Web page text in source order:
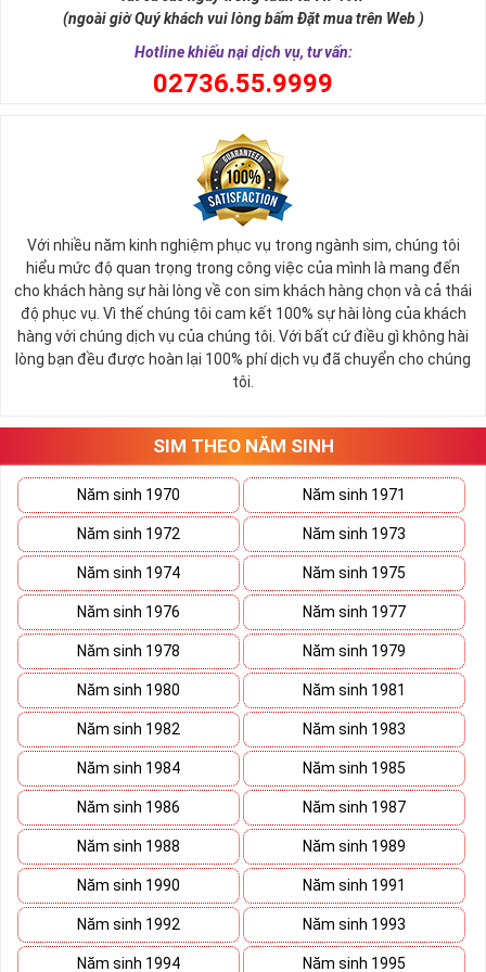
một số mặt hàngsim số đẹpgiá cực rẻ. Nếu bạn là người
đang có nhu cầu mua sim số đẹp và muốn một mức giá tối
ưu hãy điểm qua danh sách sim giảm giá trước.
Mỗi đại lý bán sim đều thường có mục sim giảm giá, sim số
những sim số đang mỏi mòn đợi chủ và vì một lý do nào đó,
duyên chưa tới nên vẫn chưa tìm thấy chủ nhân đích thực.
Bạn có thể tùy vào tình hình tài chính mà có thể sắp xếp xem
giá trị của sim từ cao đến thấp để dễ bề chọn lựa.
Thông thường sim giảm giá, sim số đẹp giá rẻ có mức
SALE OFFcó thể vào khoảng 30 - 50% giá trị so với thông
thường.
Các đại lý sim số khi đã gom vào quá nhiều sim mà tình
hình bán không quá khả quan sẽ thanh lọc bớt kho sim số
của mình, việc mua được sim tốt giá mềm là điều hoàn toàn
Hiện nay bất cứ đại lý nào cũng đều có danh sách sim giảm
giá, sim giá rẻ như vậy nên bạn hãy xem qua một lượt danh
sách này trước khi đi vào những dãy số yêu thích hơn.
(ngoài giờ Quý khách vui lòng bấm Đặt mua trên Web )
Hotline khiếu nại dịch vụ, tư vấn:
02736.55.9999
Với nhiều năm kinh nghiệm phục vụ trong ngành sim, chúng tôi
hiểu mức độ quan trọng trong công việc của mình là mang đến
cho khách hàng sự hài lòng về con sim khách hàng chọn và cả thái
độ phục vụ. Vì thế chúng tôi cam kết 100% sự hài lòng của khách
hàng với chúng dịch vụ của chúng tôi. Với bất cứ điều gì không hài
lòng bạn đều được hoàn lại 100% phí dịch vụ đã chuyển cho chúng
tôi.
SIM THEO NĂM SINH
Năm sinh 1970 Năm sinh 1971
Năm sinh 1972 Năm sinh 1973
Năm sinh 1974 Năm sinh 1975
Năm sinh 1976 Năm sinh 1977
Năm sinh 1978 Năm sinh 1979
Năm sinh 1980 Năm sinh 1981
Năm sinh 1982 Năm sinh 1983
Năm sinh 1984 Năm sinh 1985
Năm sinh 1986 Năm sinh 1987
Năm sinh 1988 Năm sinh 1989
Năm sinh 1990 Năm sinh 1991
Năm sinh 1992 Năm sinh 1993
Năm sinh 1994 Năm sinh 1995